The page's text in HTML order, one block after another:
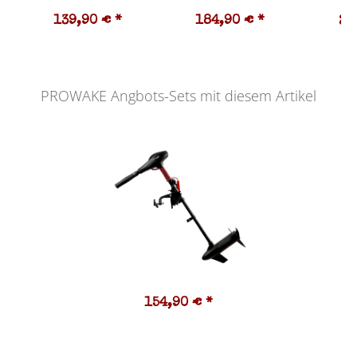
139,90 € * 184,90 € *
PROWAKE Angbots-Sets mit diesem Artikel
154,90 € *